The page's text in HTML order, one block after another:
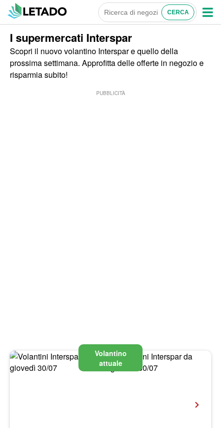
I supermercati Interspar
Scopri il nuovo volantino Interspar e quello della
prossima settimana. Approfitta delle offerte in negozio e
risparmia subito!
PUBBLICITÀ
Volantino
attuale